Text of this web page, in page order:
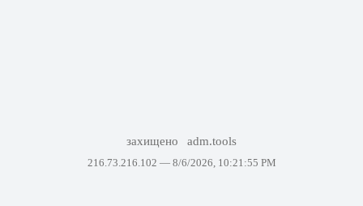
захищено adm.tools
216.73.216.102 — 8/6/2026, 10:21:55 PM